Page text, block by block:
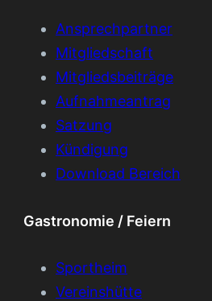
Ansprechpartner
Mitgliedschaft
Mitgliedsbeiträge
Aufnahmeantrag
Satzung
Kündigung
Download Bereich
Gastronomie / Feiern
Sportheim
Vereinshütte